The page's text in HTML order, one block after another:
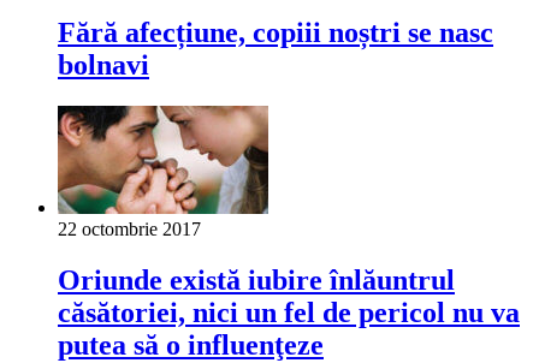
Fără afecțiune, copiii noștri se nasc
bolnavi
22 octombrie 2017
Oriunde există iubire înlăuntrul
căsătoriei, nici un fel de pericol nu va
putea să o influenţeze